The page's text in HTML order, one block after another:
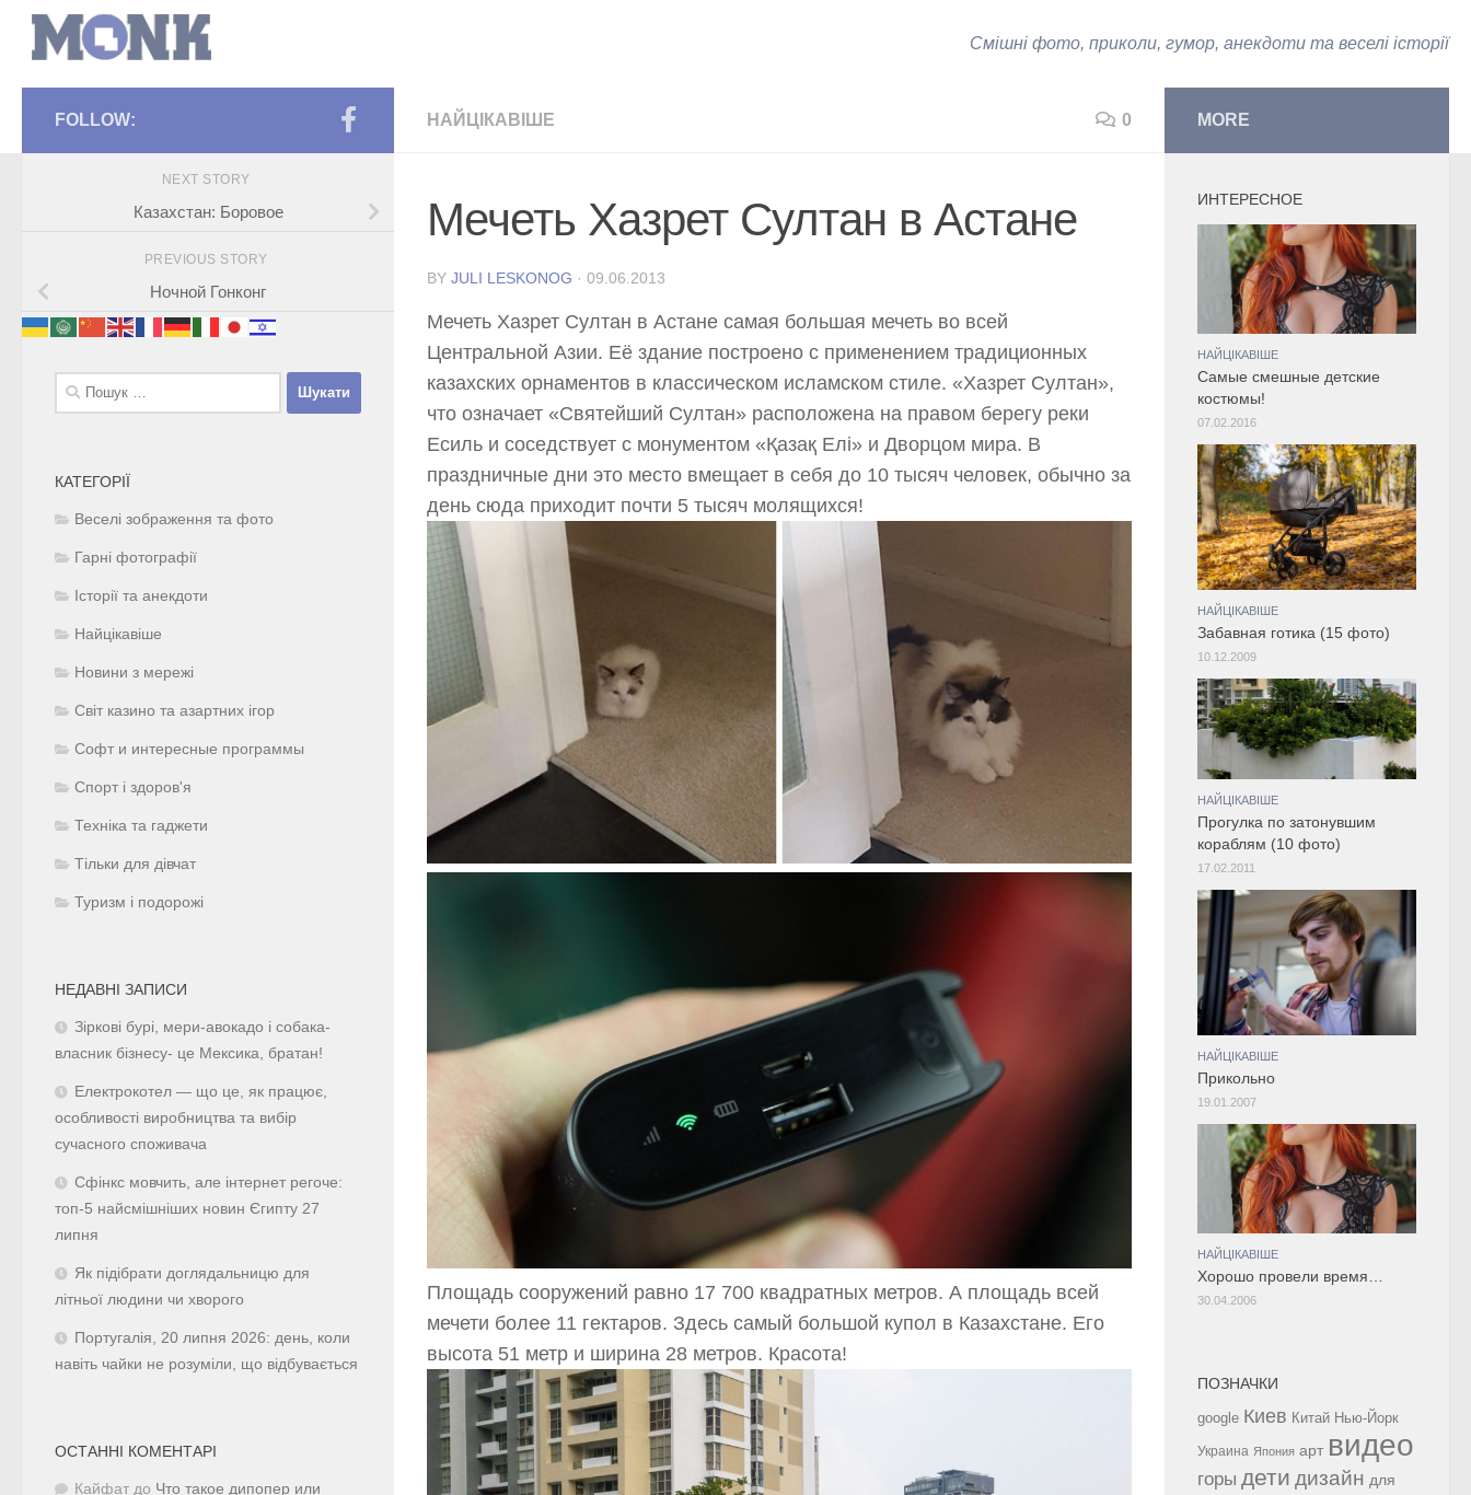
Смішні фото, приколи, гумор, анекдоти та веселі історії
НАЙЦІКАВІШЕ 0
Мечеть Хазрет Султан в Астане
BY JULI LESKONOG · 09.06.2013
Мечеть Хазрет Султан в Астане самая большая мечеть во всей
Центральной Азии. Её здание построено с применением традиционных
казахских орнаментов в классическом исламском стиле. «Хазрет Султан»,
что означает «Святейший Султан» расположена на правом берегу реки
Есиль и соседствует с монументом «Қазақ Елі» и Дворцом мира. В
праздничные дни это место вмещает в себя до 10 тысяч человек, обычно за
день сюда приходит почти 5 тысяч молящихся!
Площадь сооружений равно 17 700 квадратных метров. А площадь всей
мечети более 11 гектаров. Здесь самый большой купол в Казахстане. Его
высота 51 метр и ширина 28 метров. Красота!
FOLLOW:
NEXT STORY
Казахстан: Боровое
PREVIOUS STORY
Ночной Гонконг
Пошук:
КАТЕГОРІЇ
Веселі зображення та фото
Гарні фотографії
Історії та анекдоти
Найцікавіше
Новини з мережі
Світ казино та азартних ігор
Софт и интересные программы
Спорт і здоров'я
Техніка та гаджети
Тільки для дівчат
Туризм і подорожі
НЕДАВНІ ЗАПИСИ
Зіркові бурі, мери-авокадо і собака-
власник бізнесу- це Мексика, братан!
Електрокотел — що це, як працює,
особливості виробництва та вибір
сучасного споживача
Сфінкс мовчить, але інтернет регоче:
топ-5 найсмішніших новин Єгипту 27
липня
Як підібрати доглядальницю для
літньої людини чи хворого
Португалія, 20 липня 2026: день, коли
навіть чайки не розуміли, що відбувається
ОСТАННІ КОМЕНТАРІ
Кайфат до Что такое дипопер или
MORE
ИНТЕРЕСНОЕ
НАЙЦІКАВІШЕ
Самые смешные детские
костюмы!
07.02.2016
НАЙЦІКАВІШЕ
Забавная готика (15 фото)
10.12.2009
НАЙЦІКАВІШЕ
Прогулка по затонувшим
кораблям (10 фото)
17.02.2011
НАЙЦІКАВІШЕ
Прикольно
19.01.2007
НАЙЦІКАВІШЕ
Хорошо провели время…
30.04.2006
ПОЗНАЧКИ
google Киев Китай Нью-Йорк
Украина Япония арт видео
горы дети дизайн для